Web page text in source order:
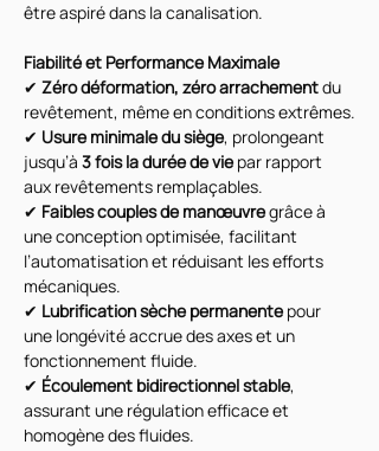
être aspiré dans la canalisation.
Fiabilité et Performance Maximale
✔ Zéro déformation, zéro arrachement du
revêtement, même en conditions extrêmes.
✔ Usure minimale du siège, prolongeant
jusqu’à 3 fois la durée de vie par rapport
aux revêtements remplaçables.
✔ Faibles couples de manœuvre grâce à
une conception optimisée, facilitant
l’automatisation et réduisant les efforts
mécaniques.
✔ Lubrification sèche permanente pour
une longévité accrue des axes et un
fonctionnement fluide.
✔ Écoulement bidirectionnel stable,
assurant une régulation efficace et
homogène des fluides.